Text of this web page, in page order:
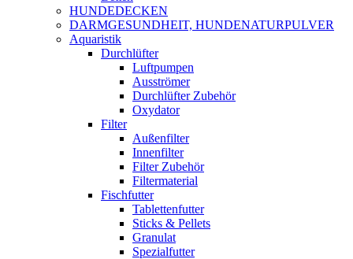
HUNDEDECKEN
DARMGESUNDHEIT, HUNDENATURPULVER
Aquaristik
Durchlüfter
Luftpumpen
Ausströmer
Durchlüfter Zubehör
Oxydator
Filter
Außenfilter
Innenfilter
Filter Zubehör
Filtermaterial
Fischfutter
Tablettenfutter
Sticks & Pellets
Granulat
Spezialfutter